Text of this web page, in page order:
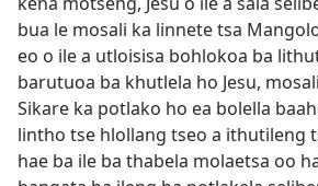
bua le mosali ka linnete tsa
eo o ile a utloisisa bohlokoa ba
barutuoa ba khutlela ho Jesu,
Sikare ka potlako ho ea bolella
lintho tse hlollang tseo a ithutileng
hae ba ile ba thabela molaetsa oo